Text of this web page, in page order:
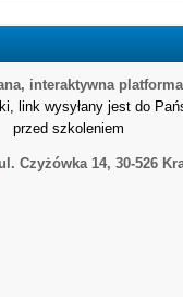
interaktywna
link wysyłany jest do
przed szkoleniem
Czyżówka 14, 30-526